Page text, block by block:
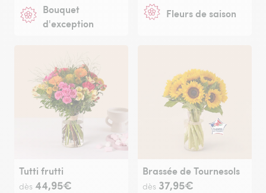
Bouquet
d'exception
Fleurs de saison
Tutti frutti
dès 44,95€
Brassée de Tournesols
dès 37,95€